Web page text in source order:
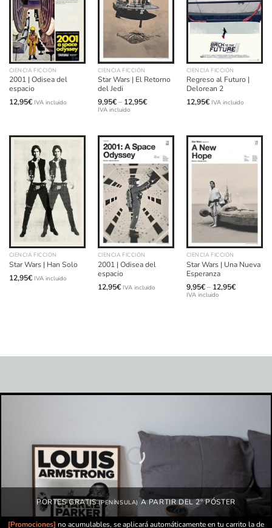
CIENCIA FICCIÓN
2001 | Odisea del
espacio
12,95€ IVA incluido
CIENCIA FICCIÓN
Star Wars | El Retorno
del Jedi
9,95€ – 12,95€Price
IVA incluido
CIENCIA FICCIÓN
Regreso al Futuro |
Delorean 2
12,95€ IVA incluido
CIENCIA FICCIÓN
Star Wars | Han Solo
12,95€ IVA incluido
CIENCIA FICCIÓN
2001 | Odisea del
espacio
12,95€ IVA incluido
CIENCIA FICCIÓN
Star Wars | Una Nueva
Esperanza
9,95€ – 12,95€Price
IVA incluido
PORTES GRATIS(PENÍNSULA) A PARTIR DEL 2º PÓSTER
[Promociones] no acumulables, se aplicará automáticamente en tu carrito la de